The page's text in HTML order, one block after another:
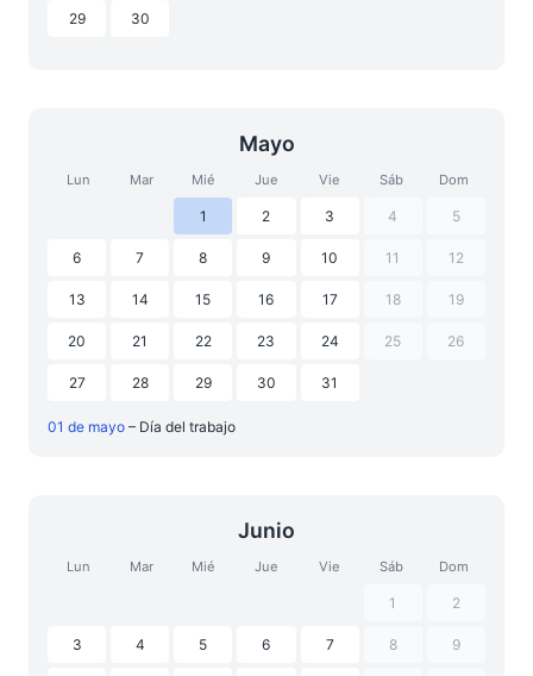
29 30
Mayo
Lun Mar Mié Jue Vie Sáb Dom
1 2 3 4 5
6 7 8 9 10 11 12
13 14 15 16 17 18 19
20 21 22 23 24 25 26
27 28 29 30 31
01 de mayo – Día del trabajo
Junio
Lun Mar Mié Jue Vie Sáb Dom
1 2
3 4 5 6 7 8 9